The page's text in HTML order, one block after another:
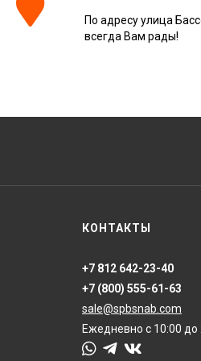
По адресу улица
всегда Вам рады!
КОНТАКТЫ
+7 812 642-23-40
+7 (800) 555-61-63
sale@spbsnab.com
Ежедневно с 10:00 до